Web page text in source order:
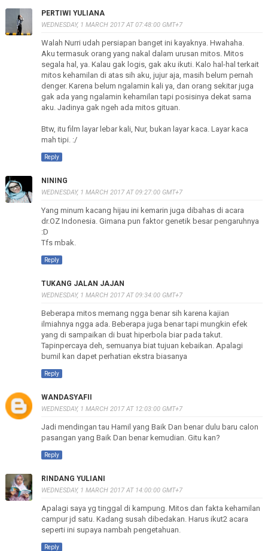
PERTIWI YULIANA
WEDNESDAY, 1 MARCH 2017 AT 07:48:00 GMT+7
Walah Nurri udah persiapan banget ini kayaknya. Hwahaha.
Aku termasuk orang yang nakal dalam urusan mitos. Mitos
segala hal, ya. Kalau gak logis, gak aku ikuti. Kalo hal-hal terkait
mitos kehamilan di atas sih aku, jujur aja, masih belum pernah
denger. Karena belum ngalamin kali ya, dan orang sekitar juga
gak ada yang ngalamin kehamilan tapi posisinya dekat sama
aku. Jadinya gak ngeh ada mitos gituan.
Btw, itu film layar lebar kali, Nur, bukan layar kaca. Layar kaca
mah tipi. :/
Reply
NINING
WEDNESDAY, 1 MARCH 2017 AT 09:27:00 GMT+7
Yang minum kacang hijau ini kemarin juga dibahas di acara
dr.OZ Indonesia. Gimana pun faktor genetik besar pengaruhnya
:D
Tfs mbak.
Reply
TUKANG JALAN JAJAN
WEDNESDAY, 1 MARCH 2017 AT 09:34:00 GMT+7
Beberapa mitos memang ngga benar sih karena kajian
ilmiahnya ngga ada. Beberapa juga benar tapi mungkin efek
yang di sampaikan di buat hiperbola biar pada takut.
Tapinpercaya deh, semuanya biat tujuan kebaikan. Apalagi
bumil kan dapet perhatian ekstra biasanya
Reply
WANDASYAFII
WEDNESDAY, 1 MARCH 2017 AT 12:03:00 GMT+7
Jadi mendingan tau Hamil yang Baik Dan benar dulu baru calon
pasangan yang Baik Dan benar kemudian. Gitu kan?
Reply
RINDANG YULIANI
WEDNESDAY, 1 MARCH 2017 AT 14:00:00 GMT+7
Apalagi saya yg tinggal di kampung. Mitos dan fakta kehamilan
campur jd satu. Kadang susah dibedakan. Harus ikut2 acara
seperti ini supaya nambah pengetahuan.
Reply